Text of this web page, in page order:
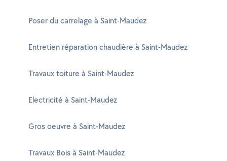
Poser du carrelage à Saint-Maudez
Entretien réparation chaudière à Saint-Maudez
Travaux toiture à Saint-Maudez
Electricité à Saint-Maudez
Gros oeuvre à Saint-Maudez
Travaux Bois à Saint-Maudez